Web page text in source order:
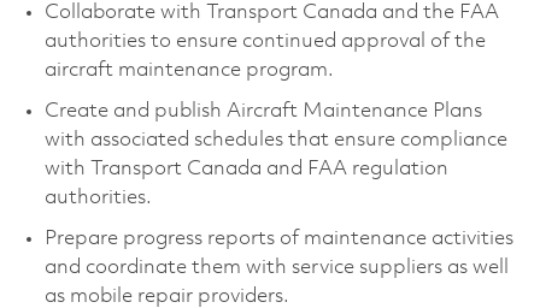
Collaborate with Transport Canada and the FAA
authorities to ensure continued approval of the
aircraft maintenance program.
Create and publish Aircraft Maintenance Plans
with associated schedules that ensure compliance
with Transport Canada and FAA regulation
authorities.
Prepare progress reports of maintenance activities
and coordinate them with service suppliers as well
as mobile repair providers.